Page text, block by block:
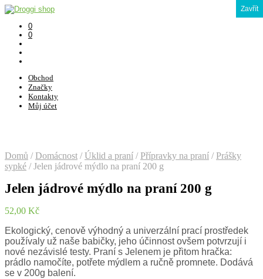
0
0
Obchod
Značky
Kontakty
Můj účet
Domů / Domácnost / Úklid a praní / Přípravky na praní / Prášky
sypké /Jelen jádrové mýdlo na praní 200 g
Jelen jádrové mýdlo na praní 200 g
52,00 Kč
Ekologický, cenově výhodný a univerzální prací prostředek
používaly už naše babičky, jeho účinnost ovšem potvrzují i
nové nezávislé testy. Praní s Jelenem je přitom hračka:
prádlo namočíte, potřete mýdlem a ručně promnete. Dodává
se v 200g balení.
Zavřít